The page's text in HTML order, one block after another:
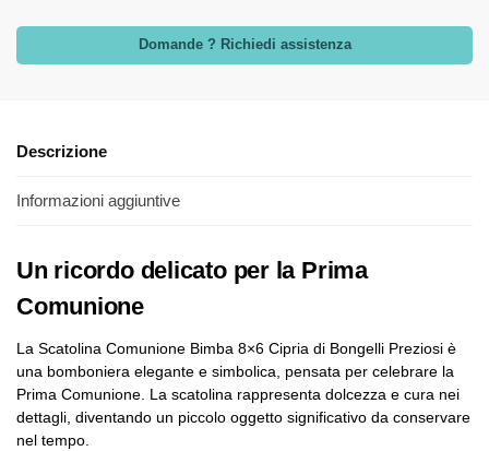
Domande ? Richiedi assistenza
Descrizione
Informazioni aggiuntive
Un ricordo delicato per la Prima
Comunione
La Scatolina Comunione Bimba 8×6 Cipria di Bongelli Preziosi è
una bomboniera elegante e simbolica, pensata per celebrare la
Prima Comunione. La scatolina rappresenta dolcezza e cura nei
dettagli, diventando un piccolo oggetto significativo da conservare
nel tempo.